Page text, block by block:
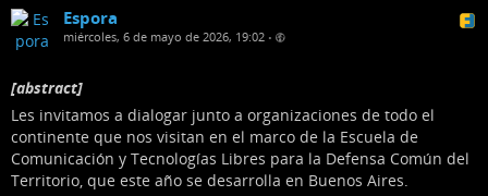
Espora
miércoles, 6 de mayo de 2026, 19:02 •
[abstract]
Les invitamos a dialogar junto a organizaciones de todo el
continente que nos visitan en el marco de la Escuela de
Comunicación y Tecnologías Libres para la Defensa Común del
Territorio, que este año se desarrolla en Buenos Aires.